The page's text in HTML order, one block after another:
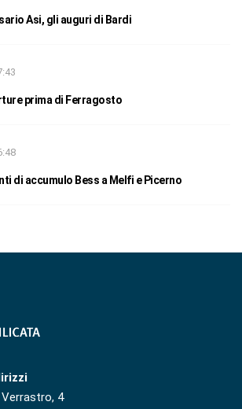
Asi, gli auguri di Bardi
prima di Ferragosto
di accumulo Bess a Melfi e Picerno
4